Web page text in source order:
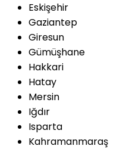
Eskişehir
Gaziantep
Giresun
Gümüşhane
Hakkari
Hatay
Mersin
Iğdır
Isparta
Kahramanmaraş